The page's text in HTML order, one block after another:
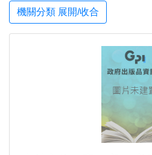
機關分類 展開/收合